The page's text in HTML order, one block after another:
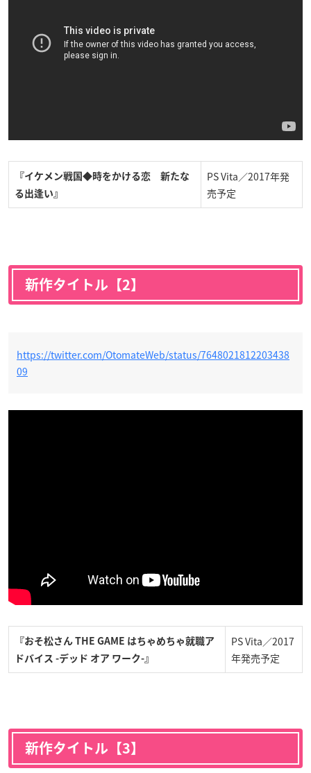
『イケメン戦国◆時をかける恋 新たな
る出逢い』
PS Vita／2017年発
売予定
新作タイトル【2】
https://twitter.com/OtomateWeb/status/7648021812203438
09
『おそ松さん THE GAME はちゃめちゃ就職ア
ドバイス -デッド オア ワーク-』
PS Vita／2017
年発売予定
新作タイトル【3】